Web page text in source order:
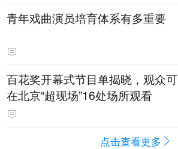
青年戏曲演员培育体系有多重要
百花奖开幕式节目单揭晓，观众可
在北京“超现场”16处场所观看
点击查看更多